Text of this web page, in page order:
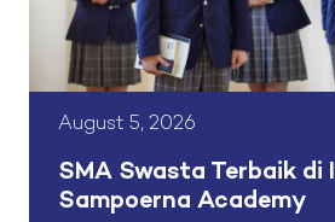
August 5, 2026
SMA Swasta Terbaik di
Sampoerna Academy